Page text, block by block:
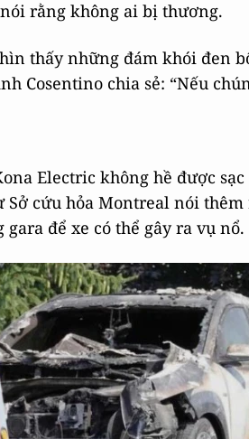
rằng không ai bị thương.
thấy những đám khói đen
Cosentino chia sẻ: “Nếu
Electric không hề được
Sở cứu hỏa Montreal nói
để xe có thể gây ra vụ nổ.